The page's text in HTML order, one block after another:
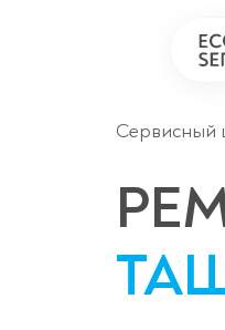
Ремонт
Ремонт
Сервисный